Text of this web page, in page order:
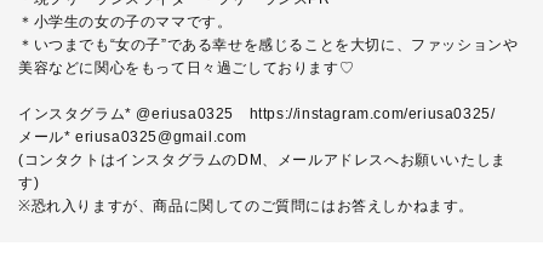
＊小学生の女の子のママです。
＊いつまでも“女の子”である幸せを感じることを大切に、ファッションや
美容などに関心をもって日々過ごしております♡
インスタグラム* @eriusa0325
https://instagram.com/eriusa0325/
メール* eriusa0325@gmail.com
(コンタクトはインスタグラムのDM、メールアドレスへお願いいたしま
す)
※恐れ入りますが、商品に関してのご質問にはお答えしかねます。